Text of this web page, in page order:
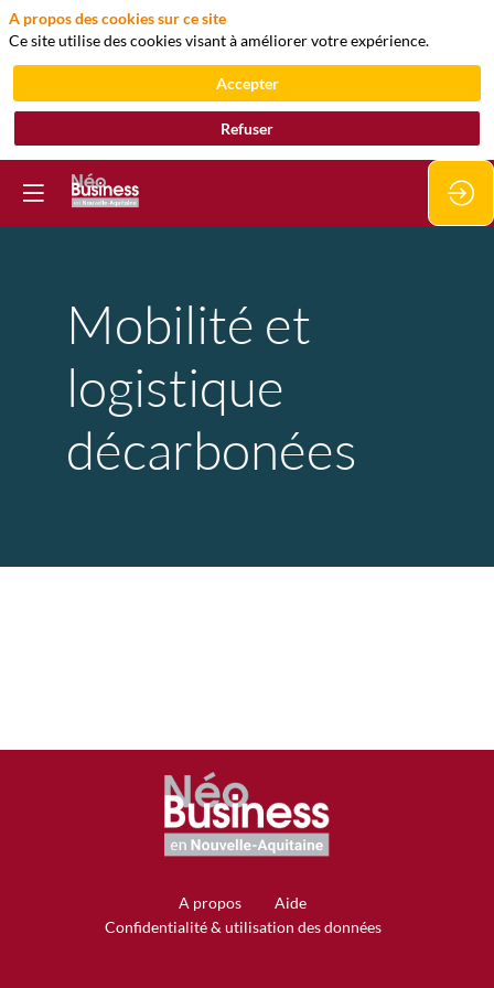
Mobilité et
logistique
décarbonées
A propos
Aide
Confidentialité & utilisation des données
A propos des cookies sur ce site
Ce site utilise des cookies visant à améliorer votre expérience.
Accepter
Refuser